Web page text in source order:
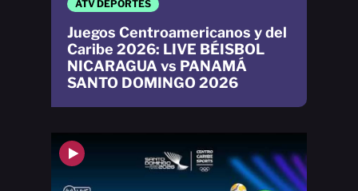
ATV DEPORTES
Juegos Centroamericanos y del
Caribe 2026: LIVE BÉISBOL
NICARAGUA vs PANAMÁ
SANTO DOMINGO 2026